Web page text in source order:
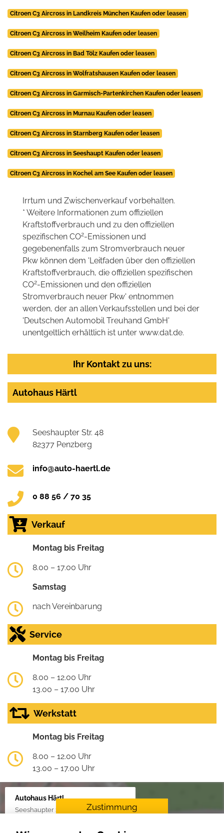
Citroen C3 Aircross in Landkreis München Kaufen oder leasen
Citroen C3 Aircross in Weilheim Kaufen oder leasen
Citroen C3 Aircross in Bad Tölz Kaufen oder leasen
Citroen C3 Aircross in Wolfratshausen Kaufen oder leasen
Citroen C3 Aircross in Garmisch-Partenkirchen Kaufen oder leasen
Citroen C3 Aircross in Murnau Kaufen oder leasen
Citroen C3 Aircross in Starnberg Kaufen oder leasen
Citroen C3 Aircross in Seeshaupt Kaufen oder leasen
Citroen C3 Aircross in Kochel am See Kaufen oder leasen
Irrtum und Zwischenverkauf vorbehalten.
* Weitere Informationen zum offiziellen
Kraftstoffverbrauch und zu den offiziellen
spezifischen CO2-Emissionen und
gegebenenfalls zum Stromverbrauch neuer
Pkw können dem 'Leitfaden über den offiziellen
Kraftstoffverbrauch, die offiziellen spezifischen
CO2-Emissionen und den offiziellen
Stromverbrauch neuer Pkw' entnommen
werden, der an allen Verkaufsstellen und bei der
'Deutschen Automobil Treuhand GmbH'
unentgeltlich erhältlich ist unter www.dat.de.
Ihr Kontakt zu uns:
Autohaus Härtl
Seeshaupter Str. 48
82377 Penzberg
info@auto-haertl.de
0 88 56 / 70 35
Verkauf
Montag bis Freitag
8.00 – 17.00 Uhr
Samstag
nach Vereinbarung
Service
Montag bis Freitag
8.00 – 12.00 Uhr
13.00 – 17.00 Uhr
Werkstatt
Montag bis Freitag
8.00 – 12.00 Uhr
13.00 – 17.00 Uhr
Autohaus Härtl
Seeshaupter Str. 48, 82377 Penzberg
Zustimmung